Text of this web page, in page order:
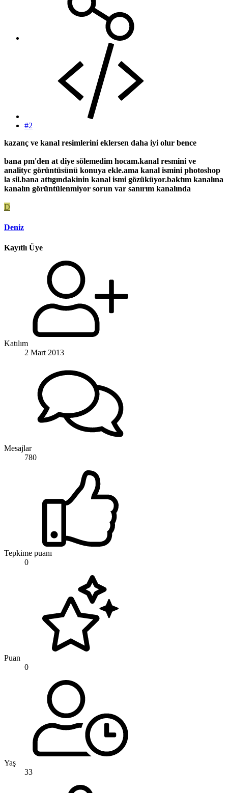
#2
kazanç ve kanal resimlerini eklersen daha iyi olur bence
bana pm'den at diye sölemedim hocam.kanal resmini ve
analityc görüntüsünü konuya ekle.ama kanal ismini photoshop
la sil.bana attıgındakinin kanal ismi gözüküyor.baktım kanalına
kanalın görüntülenmiyor sorun var sanırım kanalında
D
Deniz
Kayıtlı Üye
Katılım
2 Mart 2013
Mesajlar
780
Tepkime puanı
0
Puan
0
Yaş
33